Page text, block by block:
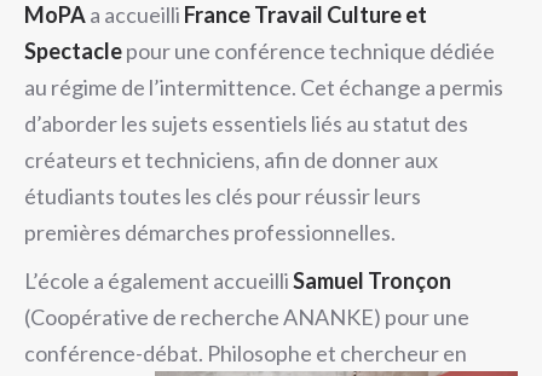
MoPAa accueilli France Travail Culture et
Spectaclepour une conférence technique dédiée
au régime de l’intermittence. Cet échange a permis
d’aborder les sujets essentiels liés au statut des
créateurs et techniciens, afin de donner aux
étudiants toutes les clés pour réussir leurs
premières démarches professionnelles.
L’école a également accueilliSamuel Tronçon
(Coopérative de recherche ANANKE) pour une
conférence-débat. Philosophe et chercheur en